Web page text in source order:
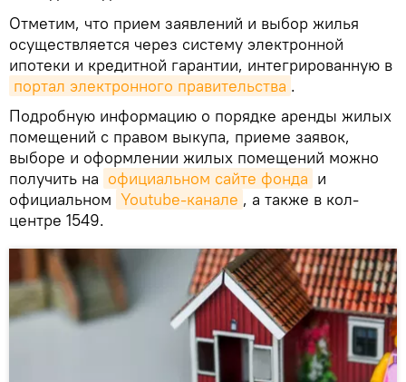
Отметим, что прием заявлений и выбор жилья
осуществляется через систему электронной
ипотеки и кредитной гарантии, интегрированную в
портал электронного правительства .
Подробную информацию о порядке аренды жилых
помещений с правом выкупа, приеме заявок,
выборе и оформлении жилых помещений можно
получить на официальном сайте фонда и
официальном Youtube-канале , а также в кол-
центре 1549.